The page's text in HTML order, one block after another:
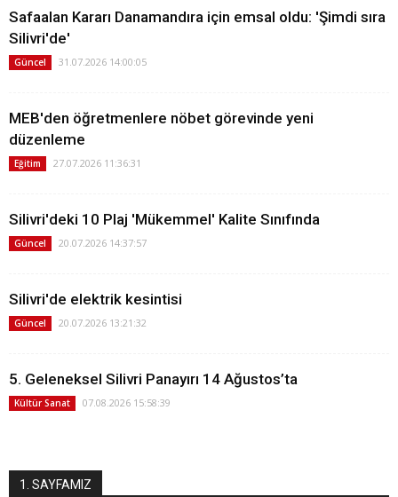
Safaalan Kararı Danamandıra için emsal oldu: 'Şimdi sıra
Silivri'de'
Güncel 31.07.2026 14:00:05
MEB'den öğretmenlere nöbet görevinde yeni
düzenleme
Eğitim 27.07.2026 11:36:31
Silivri'deki 10 Plaj 'Mükemmel' Kalite Sınıfında
Güncel 20.07.2026 14:37:57
Silivri'de elektrik kesintisi
Güncel 20.07.2026 13:21:32
5. Geleneksel Silivri Panayırı 14 Ağustos’ta
Kültür Sanat 07.08.2026 15:58:39
1. SAYFAMIZ